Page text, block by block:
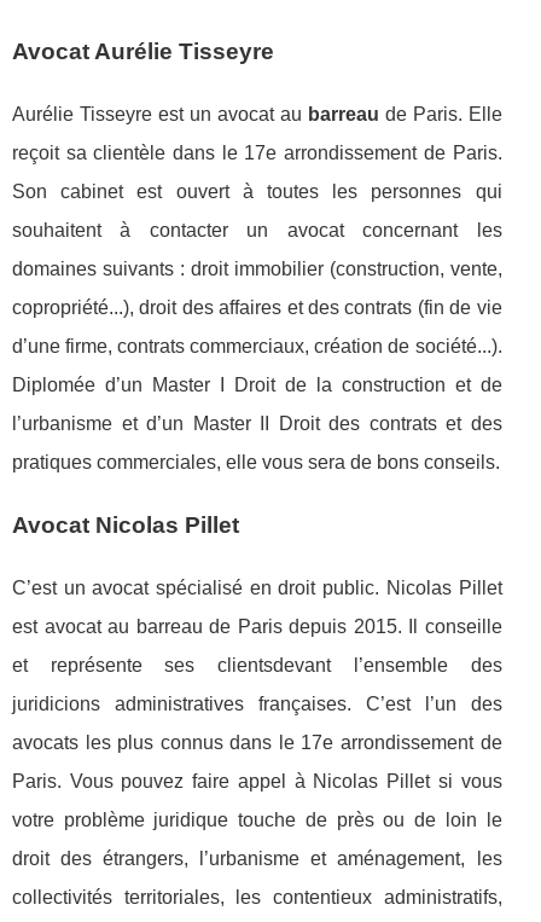
Avocat Aurélie Tisseyre
Aurélie Tisseyre est un avocat au barreau de Paris. Elle
reçoit sa clientèle dans le 17e arrondissement de Paris.
Son cabinet est ouvert à toutes les personnes qui
souhaitent à contacter un avocat concernant les
domaines suivants : droit immobilier (construction, vente,
copropriété...), droit des affaires et des contrats (fin de vie
d’une firme, contrats commerciaux, création de société...).
Diplomée d’un Master I Droit de la construction et de
l’urbanisme et d’un Master II Droit des contrats et des
pratiques commerciales, elle vous sera de bons conseils.
Avocat Nicolas Pillet
C’est un avocat spécialisé en droit public. Nicolas Pillet
est avocat au barreau de Paris depuis 2015. Il conseille
et représente ses clientsdevant l’ensemble des
juridicions administratives françaises. C’est l’un des
avocats les plus connus dans le 17e arrondissement de
Paris. Vous pouvez faire appel à Nicolas Pillet si vous
votre problème juridique touche de près ou de loin le
droit des étrangers, l’urbanisme et aménagement, les
collectivités territoriales, les contentieux administratifs,